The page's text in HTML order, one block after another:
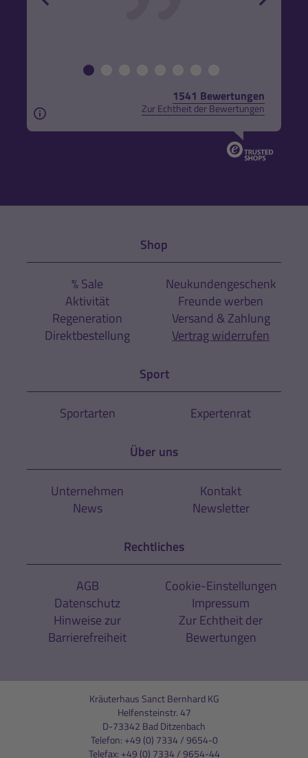
1541 Bewertungen
Zur Echtheit der Bewertungen
Aus rechtlichen Gründen weisen wir darauf hin,
Shop
% Sale
Aktivität
Regeneration
Direktbestellung
Neukundengeschenk
Freunde werben
Versand & Zahlung
Vertrag widerrufen
Sport
Sportarten Expertenrat
Über uns
Unternehmen
News
Kontakt
Newsletter
Rechtliches
AGB
Datenschutz
Hinweise zur
Barrierefreiheit
Cookie-Einstellungen
Impressum
Zur Echtheit der
Bewertungen
Kräuterhaus Sanct Bernhard KG
Helfensteinstr. 47
D-73342 Bad Ditzenbach
Telefon: +49 (0) 7334 / 9654-0
Telefax: +49 (0) 7334 / 9654-44